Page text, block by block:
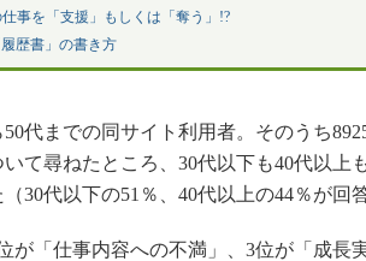
事を「支援」もしくは「奪う」!?
歴書」の書き方
代までの同サイト利用者。そのうち
て尋ねたところ、30代以下も40代以上
30代以下の51％、40代以上の44％が回答
が「仕事内容への不満」、3位が「成長